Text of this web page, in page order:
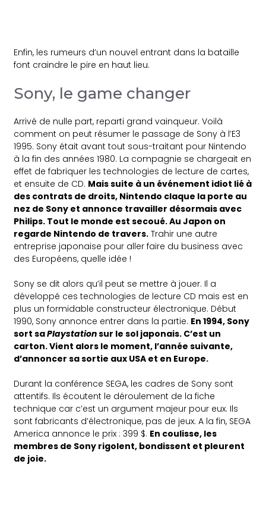
Enfin, les rumeurs d’un nouvel entrant dans la bataille
font craindre le pire en haut lieu.
Sony, le game changer
Arrivé de nulle part, reparti grand vainqueur. Voilà
comment on peut résumer le passage de Sony à l’E3
1995. Sony était avant tout sous-traitant pour Nintendo
à la fin des années 1980. La compagnie se chargeait en
effet de fabriquer les technologies de lecture de cartes,
et ensuite de CD. Mais suite à un événement idiot lié à
des contrats de droits, Nintendo claque la porte au
nez de Sony et annonce travailler désormais avec
Philips. Tout le monde est secoué. Au Japon on
regarde Nintendo de travers. Trahir une autre
entreprise japonaise pour aller faire du business avec
des Européens, quelle idée !
Sony se dit alors qu’il peut se mettre à jouer. Il a
développé ces technologies de lecture CD mais est en
plus un formidable constructeur électronique. Début
1990, Sony annonce entrer dans la partie. En 1994, Sony
sort saPlaystationsur le sol japonais. C’est un
carton. Vient alors le moment, l’année suivante,
d’annoncer sa sortie aux USA et en Europe.
Durant la conférence SEGA, les cadres de Sony sont
attentifs. Ils écoutent le déroulement de la fiche
technique car c’est un argument majeur pour eux. Ils
sont fabricants d’électronique, pas de jeux. A la fin, SEGA
America annonce le prix : 399 $. En coulisse, les
membres de Sony rigolent, bondissent et pleurent
de joie.